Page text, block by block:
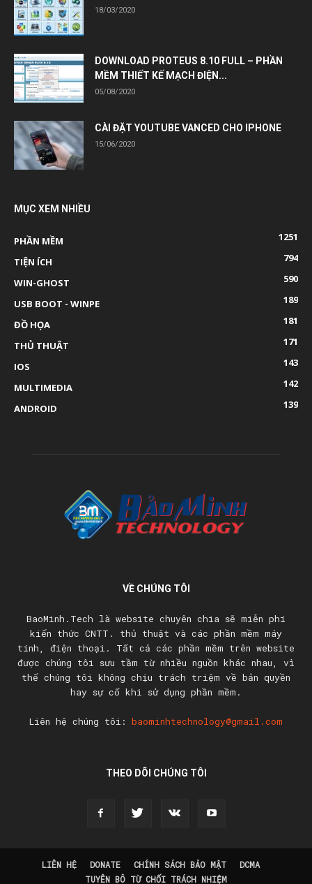
18/03/2020
DOWNLOAD PROTEUS 8.10 FULL – PHẦN
MỀM THIẾT KẾ MẠCH ĐIỆN...
05/08/2020
CÀI ĐẶT YOUTUBE VANCED CHO IPHONE
15/06/2020
MỤC XEM NHIỀU
PHẦN MỀM
1251
TIỆN ÍCH
794
WIN-GHOST
590
USB BOOT - WINPE
189
ĐỒ HỌA
181
THỦ THUẬT
171
IOS
143
MULTIMEDIA
142
ANDROID
139
VỀ CHÚNG TÔI
BaoMinh.Tech là website chuyên chia sẽ miễn phí
kiến thức CNTT. thủ thuật và các phần mềm máy
tính, điện thoại. Tất cả các phần mềm trên website
được chúng tôi sưu tầm từ nhiều nguồn khác nhau, vì
thế chúng tôi không chịu trách triệm về bản quyền
hay sự cố khi sử dụng phần mềm.
Liên hệ chúng tôi: baominhtechnology@gmail.com
THEO DÕI CHÚNG TÔI
LIÊN HỆ DONATE CHÍNH SÁCH BẢO MẬT
DCMA
TUYÊN BÔ TỪ CHỐI TRÁCH NHIỆM